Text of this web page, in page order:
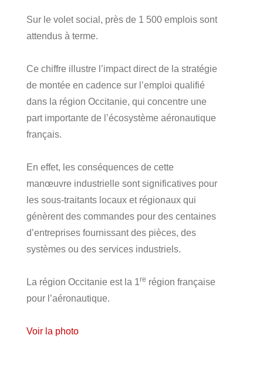
Sur le volet social, près de 1 500 emplois sont
attendus à terme.
Ce chiffre illustre l’impact direct de la stratégie
de montée en cadence sur l’emploi qualifié
dans la région Occitanie, qui concentre une
part importante de l’écosystème aéronautique
français.
En effet, les conséquences de cette
manœuvre industrielle sont significatives pour
les sous-traitants locaux et régionaux qui
génèrent des commandes pour des centaines
d’entreprises fournissant des pièces, des
systèmes ou des services industriels.
La région Occitanie est la 1re région française
pour l’aéronautique.
Voir la photo